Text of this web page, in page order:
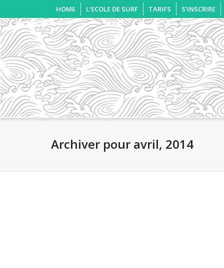
HOME L’ECOLE DE SURF TARIFS S’INSCRIRE
Archiver pour avril, 2014